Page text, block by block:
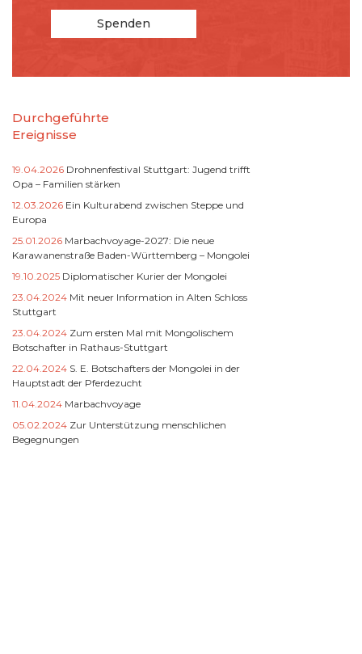
Spenden
Durchgeführte
Ereignisse
19.04.2026 Drohnenfestival Stuttgart: Jugend trifft
Opa – Familien stärken
12.03.2026 Ein Kulturabend zwischen Steppe und
Europa
25.01.2026 Marbachvoyage-2027: Die neue
Karawanenstraße Baden-Württemberg – Mongolei
19.10.2025 Diplomatischer Kurier der Mongolei
23.04.2024 Mit neuer Information in Alten Schloss
Stuttgart
23.04.2024 Zum ersten Mal mit Mongolischem
Botschafter in Rathaus-Stuttgart
22.04.2024 S. E. Botschafters der Mongolei in der
Hauptstadt der Pferdezucht
11.04.2024 Marbachvoyage
05.02.2024 Zur Unterstützung menschlichen
Begegnungen